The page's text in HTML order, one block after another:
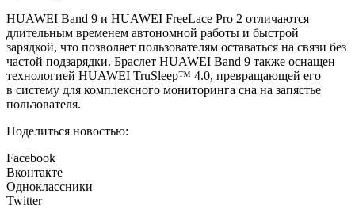
HUAWEI Band 9 и HUAWEI FreeLace Pro 2 отличаются
длительным временем автономной работы и быстрой
зарядкой, что позволяет пользователям оставаться на связи без
частой подзарядки. Браслет HUAWEI Band 9 также оснащен
технологией HUAWEI TruSleep™ 4.0, превращающей его
в систему для комплексного мониторинга сна на запястье
пользователя.
Поделиться новостью:
Facebook
Вконтакте
Одноклассники
Twitter